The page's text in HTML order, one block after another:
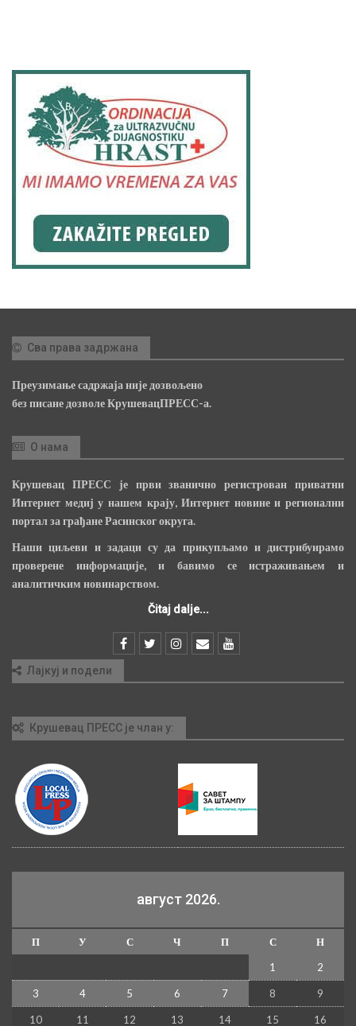
Сва права задржана
Преузимање садржаја није дозвољено
без писане дозволе КрушевацПРЕСС-а.
О нама
Крушевац ПРЕСС је први званично регистрован приватни
Интернет медиј у нашем крају, Интернет новине и регионални
портал за грађане Расинског округа.
Наши циљеви и задаци су да прикупљамо и дистрибуирамо
проверене информације, и бавимо се истраживањем и
аналитичким новинарством.
Čitaj dalje...
Лајкуј и подели
Крушевац ПРЕСС је члан у:
август 2026.
П У С Ч П С
Н
1
2
3 4 5 6 7 8 9
10 11 12 13 14 15 16